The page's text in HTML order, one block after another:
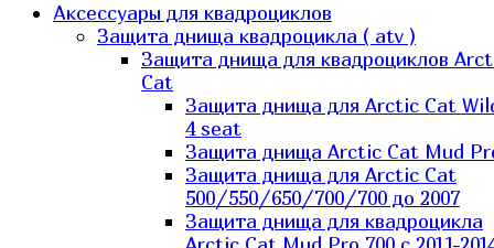
Аксессуары для квадроциклов
Защита днища квадроцикла ( atv )
Защита днища для квадроциклов
Cat
Защита днища для Arctic Cat
4 seat
Защита днища Arctic Cat Mud
Защита днища для Arctic Cat
500/550/650/700/700 до 2007
Защита днища для квадроцикла